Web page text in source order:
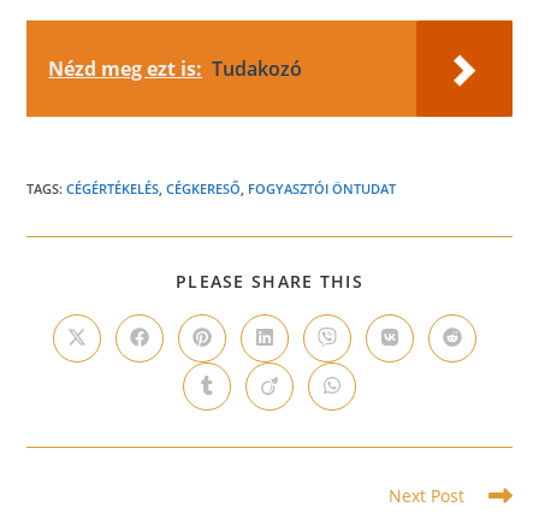
Nézd meg ezt is: Tudakozó
TAGS:CÉGÉRTÉKELÉS, CÉGKERESŐ, FOGYASZTÓI ÖNTUDAT
PLEASE SHARE THIS
CONTENT
Opens
in
Opens
in
window
Opens
in
a
new
window
Opens
in
a
new
window
Opens
in
a
new
window
Opens
in
Opens
in
Opens
in
new
Opens
in
new
Opens
in
new
Next Post